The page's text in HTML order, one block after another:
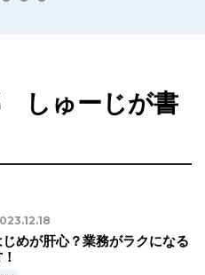
しゅーじが書
めが肝心？業務がラクになる